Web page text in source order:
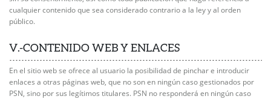
cualquier contenido que sea considerado contrario a la ley y al orden
público.
V.-CONTENIDO WEB Y ENLACES
En el sitio web se ofrece al usuario la posibilidad de pinchar e introducir
enlaces a otras páginas web, que no son en ningún caso gestionados por
PSN, sino por sus legítimos titulares. PSN no responderá en ningún caso